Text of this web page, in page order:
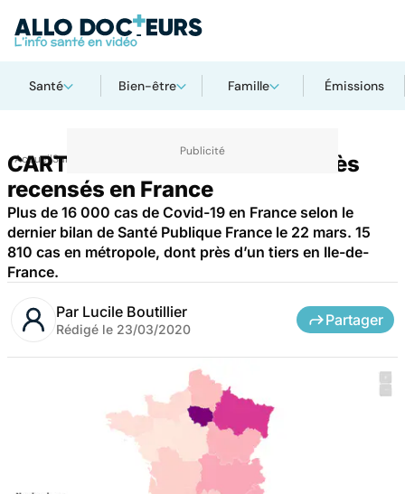
Santé Bien-être Famille Émissions
AccueilSanté
CARTE - Coronavirus : 674 décès
recensés en France
Plus de 16 000 cas de Covid-19 en France selon le
dernier bilan de Santé Publique France le 22 mars. 15
810 cas en métropole, dont près d’un tiers en Ile-de-
France.
Par Lucile Boutillier
Rédigé le 23/03/2020
Partager